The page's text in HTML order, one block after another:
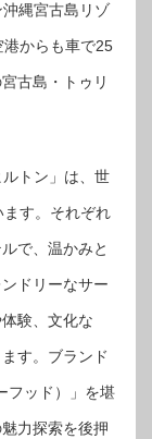
縄宮古島リゾ
からも車で25
古島・トゥリ
トン」は、世
す。それぞれ
で、温かみと
ドリーなサー
験、文化な
す。ブランド
フッド）」を堪
力探索を後押